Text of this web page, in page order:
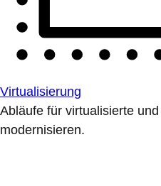
Virtualisierung
Abläufe für virtualisierte
modernisieren.